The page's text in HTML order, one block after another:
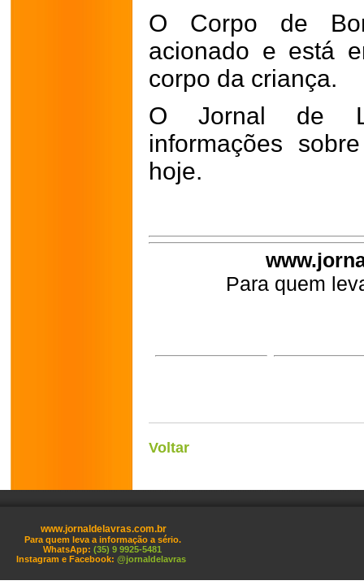
O Corpo de
acionado e está
corpo da criança.
O Jornal de
informações
hoje.
Para quem
Voltar
www.jornaldelavras.com.br
Para quem leva a informação a sério.
WhatsApp: (35) 9 9925-5481
Instagram e Facebook: @jornaldelavras